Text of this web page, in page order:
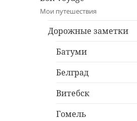
Мои путешествия
Дорожные заметки
Батуми
Белград
Витебск
Гомель